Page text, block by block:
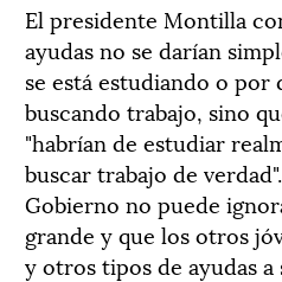
El presidente Montilla
ayudas no se darían
se está estudiando o por
buscando trabajo, sino
"habrían de estudiar
buscar trabajo de
Gobierno no puede
grande y que los otros
y otros tipos de ayudas